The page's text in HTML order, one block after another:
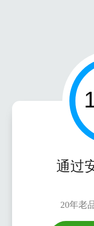
通过
20年老